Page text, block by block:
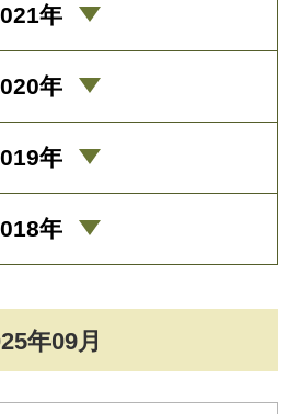
年09月
年
年
年
年